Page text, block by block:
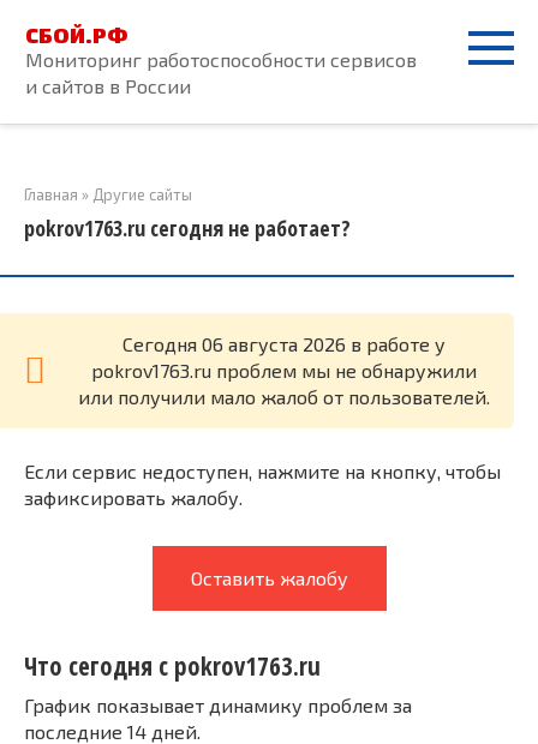
контенту
СБОЙ.РФ
Мониторинг работоспособности сервисов
и сайтов в России
Главная » Другие сайты
pokrov1763.ru сегодня не работает?
Cегодня 06 августа 2026 в работе у
pokrov1763.ru проблем мы не обнаружили
или получили мало жалоб от пользователей.
Если сервис недоступен, нажмите на кнопку, чтобы
зафиксировать жалобу.
Оставить жалобу
Что сегодня с pokrov1763.ru
График показывает динамику проблем за
последние 14 дней.